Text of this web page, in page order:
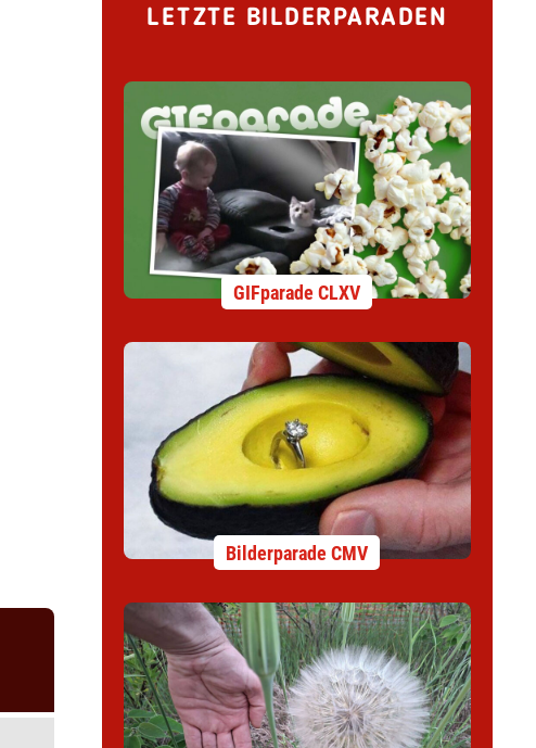
LETZTE BILDERPARADEN
GIFparade CLXV
Bilderparade CMV